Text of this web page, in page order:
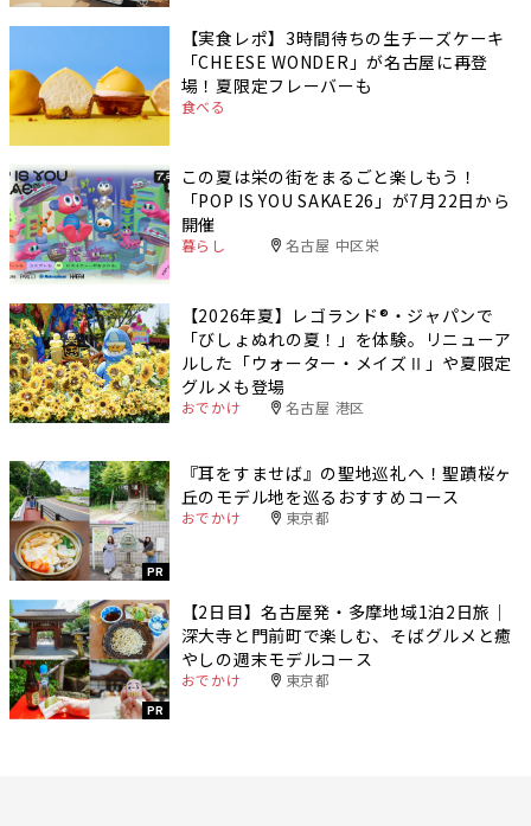
【実食レポ】3時間待ちの生チーズケーキ
「CHEESE WONDER」が名古屋に再登
場！夏限定フレーバーも
食べる
この夏は栄の街をまるごと楽しもう！
「POP IS YOU SAKAE26」が7月22日から
開催
暮らし 名古屋 中区栄
【2026年夏】レゴランド®・ジャパンで
「びしょぬれの夏！」を体験。リニューア
ルした「ウォーター・メイズⅡ」や夏限定
グルメも登場
おでかけ 名古屋 港区
PR
『耳をすませば』の聖地巡礼へ！聖蹟桜ヶ
丘のモデル地を巡るおすすめコース
おでかけ 東京都
PR
【2日目】名古屋発・多摩地域1泊2日旅｜
深大寺と門前町で楽しむ、そばグルメと癒
やしの週末モデルコース
おでかけ 東京都